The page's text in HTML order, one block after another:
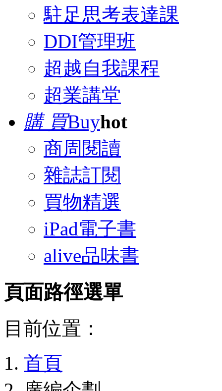
駐足思考表達課
DDI管理班
超越自我課程
超業講堂
購 買Buyhot
商周閱讀
雜誌訂閱
買物精選
iPad電子書
alive品味書
頁面路徑選單
目前位置：
首頁